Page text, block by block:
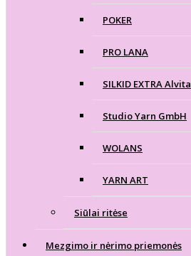
POKER
PRO LANA
SILKID EXTRA Alvita
Studio Yarn GmbH
WOLANS
YARN ART
Siūlai ritėse
Mezgimo ir nėrimo priemonės